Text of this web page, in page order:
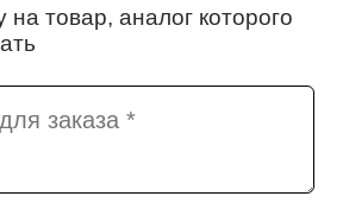
на товар, аналог которого